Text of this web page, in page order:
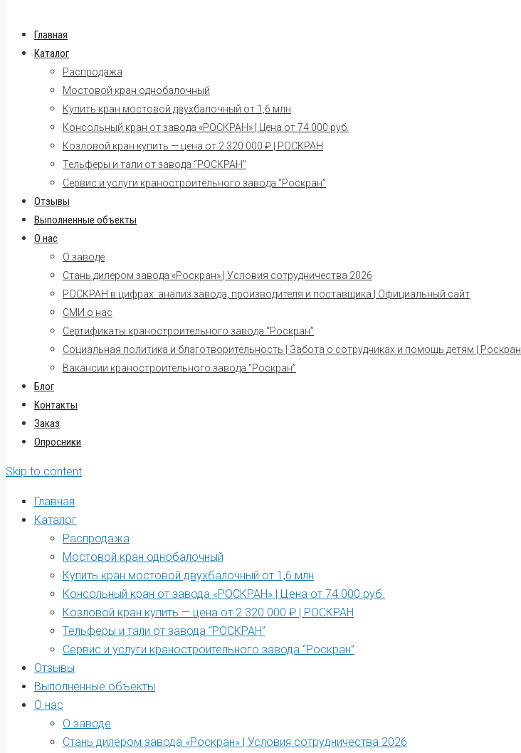
Главная
Каталог
Распродажа
Мостовой кран однобалочный
Купить кран мостовой двухбалочный от 1,6 млн
Консольный кран от завода «РОСКРАН» | Цена от 74 000 руб.
Козловой кран купить — цена от 2 320 000 ₽ | РОСКРАН
Тельферы и тали от завода “РОСКРАН”
Сервис и услуги краностроительного завода “Роскран”
Отзывы
Выполненные объекты
О нас
О заводе
Стань дилером завода «Роскран» | Условия сотрудничества 2026
РОСКРАН в цифрах: анализ завода, производителя и поставщика | Официальный сайт
СМИ о нас
Сертификаты краностроительного завода “Роскран”
Социальная политика и благотворительность | Забота о сотрудниках и помощь детям | Роскран
Вакансии краностроительного завода “Роскран”
Блог
Контакты
Заказ
Опросники
Skip to content
Главная
Каталог
Распродажа
Мостовой кран однобалочный
Купить кран мостовой двухбалочный от 1,6 млн
Консольный кран от завода «РОСКРАН» | Цена от 74 000 руб.
Козловой кран купить — цена от 2 320 000 ₽ | РОСКРАН
Тельферы и тали от завода “РОСКРАН”
Сервис и услуги краностроительного завода “Роскран”
Отзывы
Выполненные объекты
О нас
О заводе
Стань дилером завода «Роскран» | Условия сотрудничества 2026